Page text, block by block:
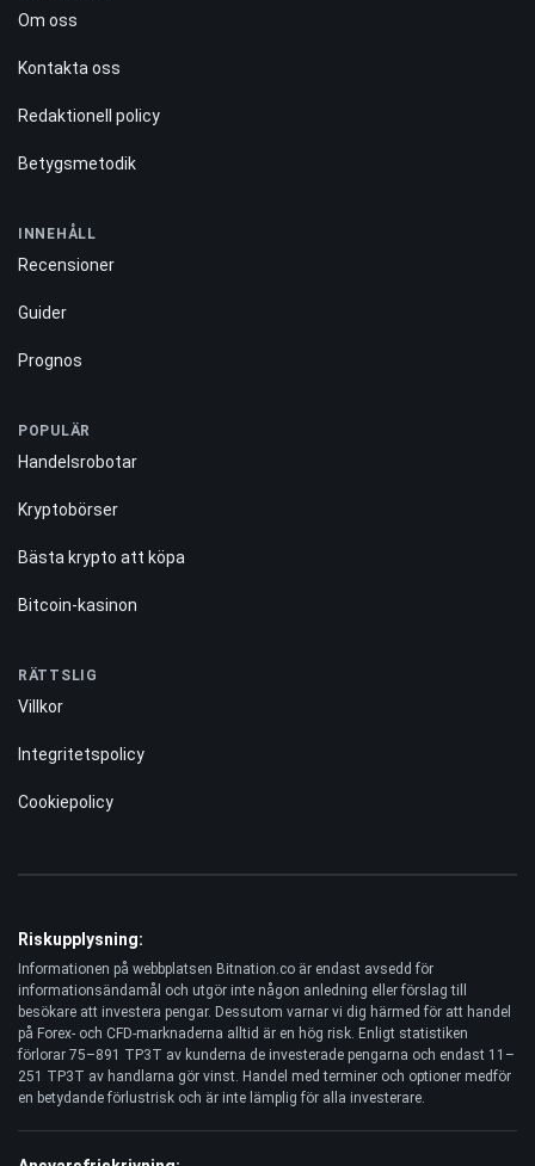
Om oss
Kontakta oss
Redaktionell policy
Betygsmetodik
INNEHÅLL
Recensioner
Guider
Prognos
POPULÄR
Handelsrobotar
Kryptobörser
Bästa krypto att köpa
Bitcoin-kasinon
RÄTTSLIG
Villkor
Integritetspolicy
Cookiepolicy
Riskupplysning:
Informationen på webbplatsen Bitnation.co är endast avsedd för
informationsändamål och utgör inte någon anledning eller förslag till
besökare att investera pengar. Dessutom varnar vi dig härmed för att handel
på Forex- och CFD-marknaderna alltid är en hög risk. Enligt statistiken
förlorar 75–891 TP3T av kunderna de investerade pengarna och endast 11–
251 TP3T av handlarna gör vinst. Handel med terminer och optioner medför
en betydande förlustrisk och är inte lämplig för alla investerare.